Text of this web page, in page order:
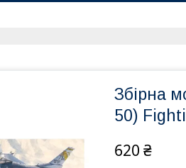
Збірна
50)
620 ₴